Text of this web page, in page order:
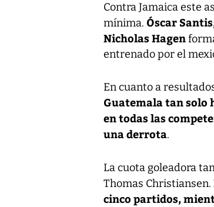
Contra Jamaica este
mínima. Óscar
Nicholas Hagen
entrenado por el
En cuanto a
Guatemala tan solo
en todas las
una derrota.
La cuota goleadora
Thomas Christiansen.
cinco partidos,